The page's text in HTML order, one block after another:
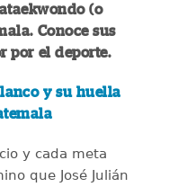
(o
Conoce sus
por el deporte.
y su huella
y cada meta
que José Julián